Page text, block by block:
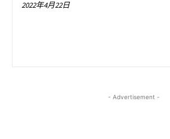
2022年4月22日
- Advertisement -